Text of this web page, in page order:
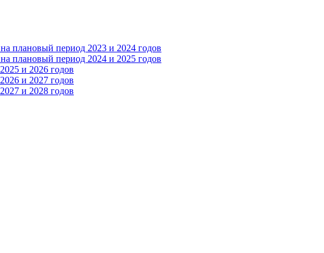
плановый период 2023 и 2024 годов
плановый период 2024 и 2025 годов
и 2026 годов
и 2027 годов
и 2028 годов